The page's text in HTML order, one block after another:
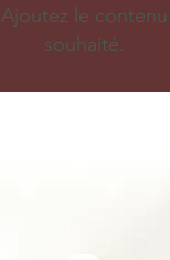
Ajoutez le contenu
souhaité.